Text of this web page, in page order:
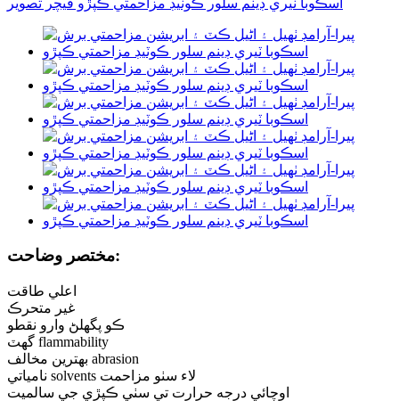
مختصر وضاحت:
اعلي طاقت
غير متحرڪ
ڪو پگھلڻ وارو نقطو
گھٽ flammability
بهترين مخالف abrasion
نامياتي solvents لاء سٺو مزاحمت
اوچائي درجه حرارت تي سٺي ڪپڙي جي سالميت